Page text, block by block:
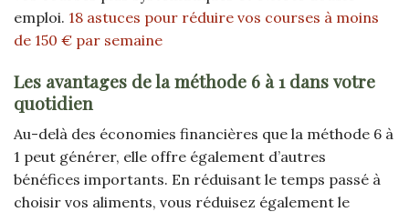
emploi. 18 astuces pour réduire vos courses à moins
de 150 € par semaine
Les avantages de la méthode 6 à 1 dans votre
quotidien
Au-delà des économies financières que la méthode 6 à
1 peut générer, elle offre également d’autres
bénéfices importants. En réduisant le temps passé à
choisir vos aliments, vous réduisez également le